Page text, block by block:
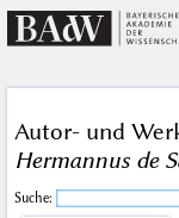
Autor- und
Hermannus de
Suche: